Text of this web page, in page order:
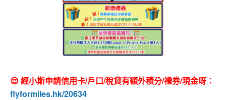
😍 經小斯申請信用卡/戶口/稅貸有額外積分/禮券/現金呀：
flyformiles.hk/20634